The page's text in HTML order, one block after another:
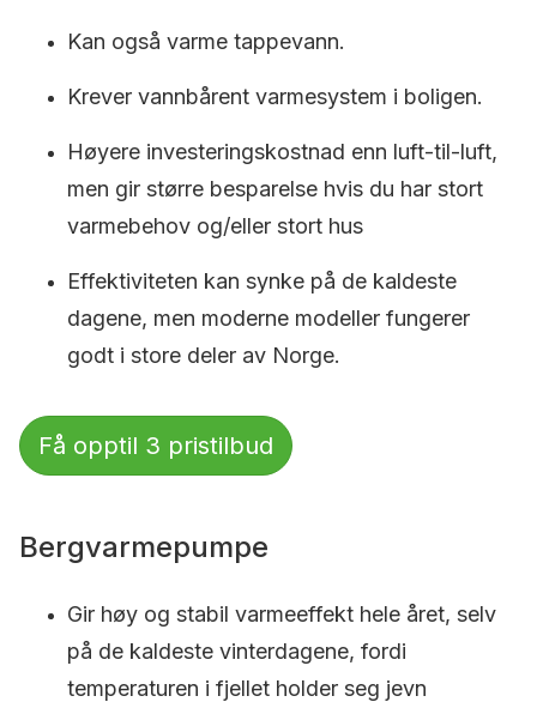
Kan også varme tappevann.
Krever vannbårent varmesystem i boligen.
Høyere investeringskostnad enn luft-til-luft,
men gir større besparelse hvis du har stort
varmebehov og/eller stort hus
Effektiviteten kan synke på de kaldeste
dagene, men moderne modeller fungerer
godt i store deler av Norge.
Få opptil 3 pristilbud
Bergvarmepumpe
Gir høy og stabil varmeeffekt hele året, selv
på de kaldeste vinterdagene, fordi
temperaturen i fjellet holder seg jevn